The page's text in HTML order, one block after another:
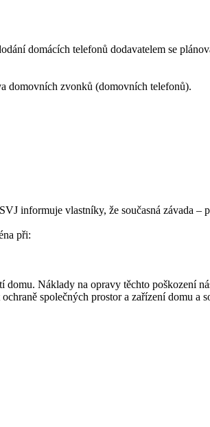
domácích telefonů dodavatelem se
domovních zvonků (domovních telefonů).
informuje vlastníky, že současná závada –
při:
Náklady na opravy těchto poškození
společných prostor a zařízení domu a